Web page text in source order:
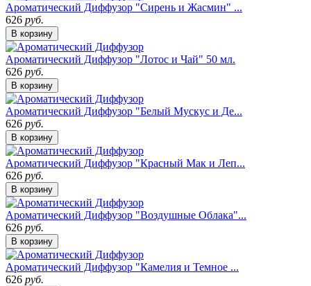
Ароматический Диффузор "Сирень и Жасмин" ...
626 руб.
В корзину
Ароматический Диффузор "Лотос и Чай" 50 мл.
626 руб.
В корзину
Ароматический Диффузор "Белый Мускус и Де...
626 руб.
В корзину
Ароматический Диффузор "Красный Мак и Леп...
626 руб.
В корзину
Ароматический Диффузор "Воздушные Облака"...
626 руб.
В корзину
Ароматический Диффузор "Камелия и Темное ...
626 руб.